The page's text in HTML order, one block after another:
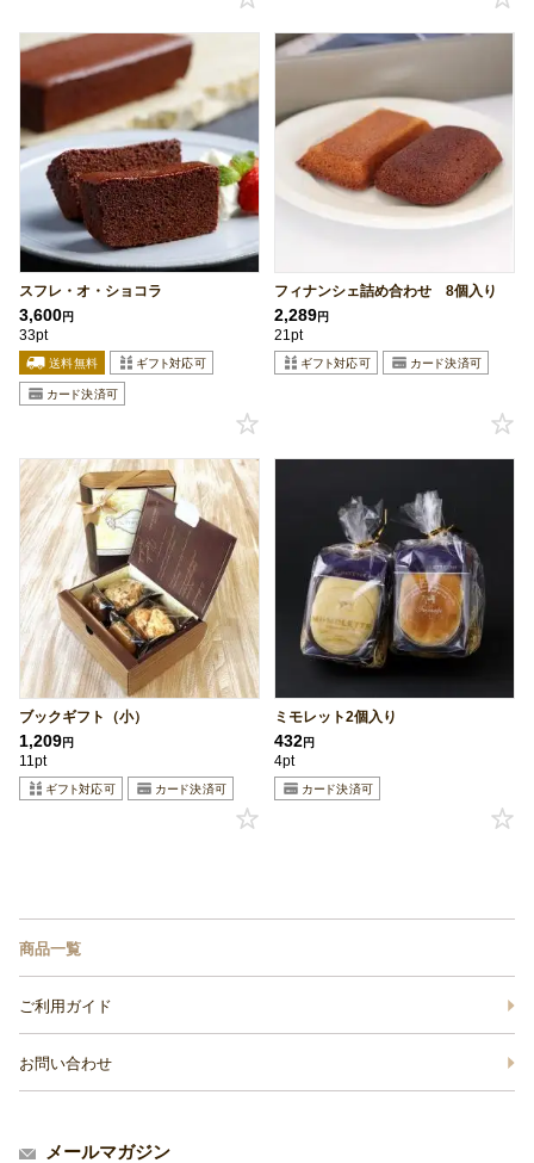
スフレ・オ・ショコラ
3,600円
33pt
フィナンシェ詰め合わせ 8個入り
2,289円
21pt
ブックギフト（小）
1,209円
11pt
ミモレット2個入り
432円
4pt
商品一覧
ご利用ガイド
お問い合わせ
メールマガジン